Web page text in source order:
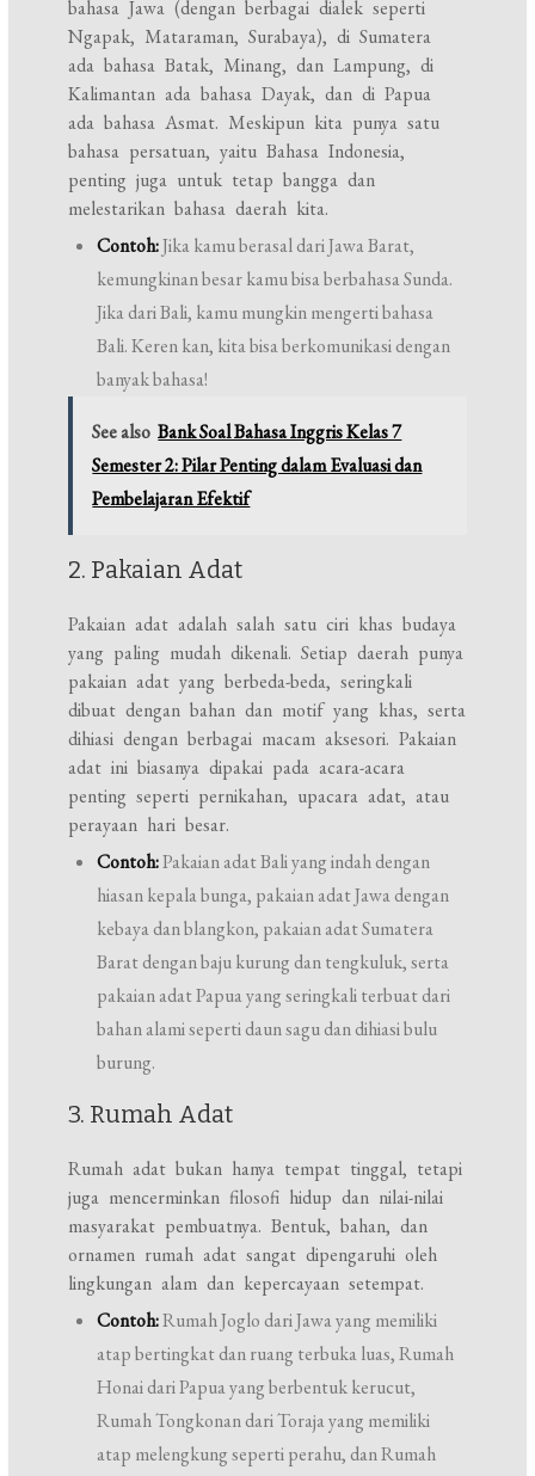
bahasa Jawa (dengan berbagai dialek seperti
Ngapak, Mataraman, Surabaya), di Sumatera
ada bahasa Batak, Minang, dan Lampung, di
Kalimantan ada bahasa Dayak, dan di Papua
ada bahasa Asmat. Meskipun kita punya satu
bahasa persatuan, yaitu Bahasa Indonesia,
penting juga untuk tetap bangga dan
melestarikan bahasa daerah kita.
Contoh:Jika kamu berasal dari Jawa Barat,
kemungkinan besar kamu bisa berbahasa Sunda.
Jika dari Bali, kamu mungkin mengerti bahasa
Bali. Keren kan, kita bisa berkomunikasi dengan
banyak bahasa!
See also Bank Soal Bahasa Inggris Kelas 7
Semester 2: Pilar Penting dalam Evaluasi dan
Pembelajaran Efektif
2. Pakaian Adat
Pakaian adat adalah salah satu ciri khas budaya
yang paling mudah dikenali. Setiap daerah punya
pakaian adat yang berbeda-beda, seringkali
dibuat dengan bahan dan motif yang khas, serta
dihiasi dengan berbagai macam aksesori. Pakaian
adat ini biasanya dipakai pada acara-acara
penting seperti pernikahan, upacara adat, atau
perayaan hari besar.
Contoh:Pakaian adat Bali yang indah dengan
hiasan kepala bunga, pakaian adat Jawa dengan
kebaya dan blangkon, pakaian adat Sumatera
Barat dengan baju kurung dan tengkuluk, serta
pakaian adat Papua yang seringkali terbuat dari
bahan alami seperti daun sagu dan dihiasi bulu
burung.
3. Rumah Adat
Rumah adat bukan hanya tempat tinggal, tetapi
juga mencerminkan filosofi hidup dan nilai-nilai
masyarakat pembuatnya. Bentuk, bahan, dan
ornamen rumah adat sangat dipengaruhi oleh
lingkungan alam dan kepercayaan setempat.
Contoh:Rumah Joglo dari Jawa yang memiliki
atap bertingkat dan ruang terbuka luas, Rumah
Honai dari Papua yang berbentuk kerucut,
Rumah Tongkonan dari Toraja yang memiliki
atap melengkung seperti perahu, dan Rumah